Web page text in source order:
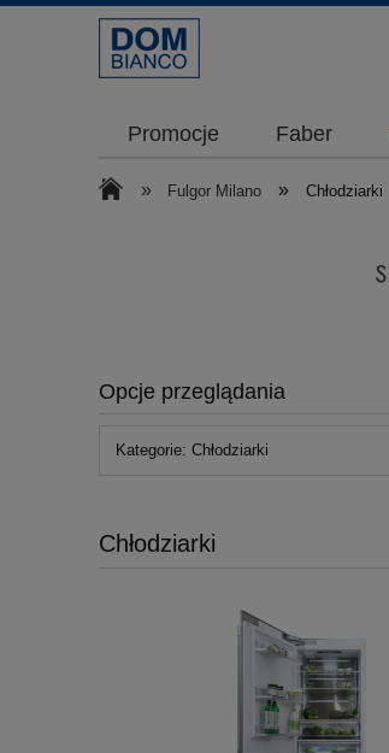
Promocje Faber
» Fulgor Milano » Chłodziarki
Opcje przeglądania
Kategorie: Chłodziarki
Chłodziarki